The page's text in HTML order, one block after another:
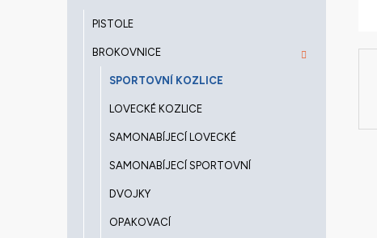
PISTOLE
BROKOVNICE
SPORTOVNÍ KOZLICE
LOVECKÉ KOZLICE
SAMONABÍJECÍ LOVECKÉ
SAMONABÍJECÍ SPORTOVNÍ
DVOJKY
OPAKOVACÍ